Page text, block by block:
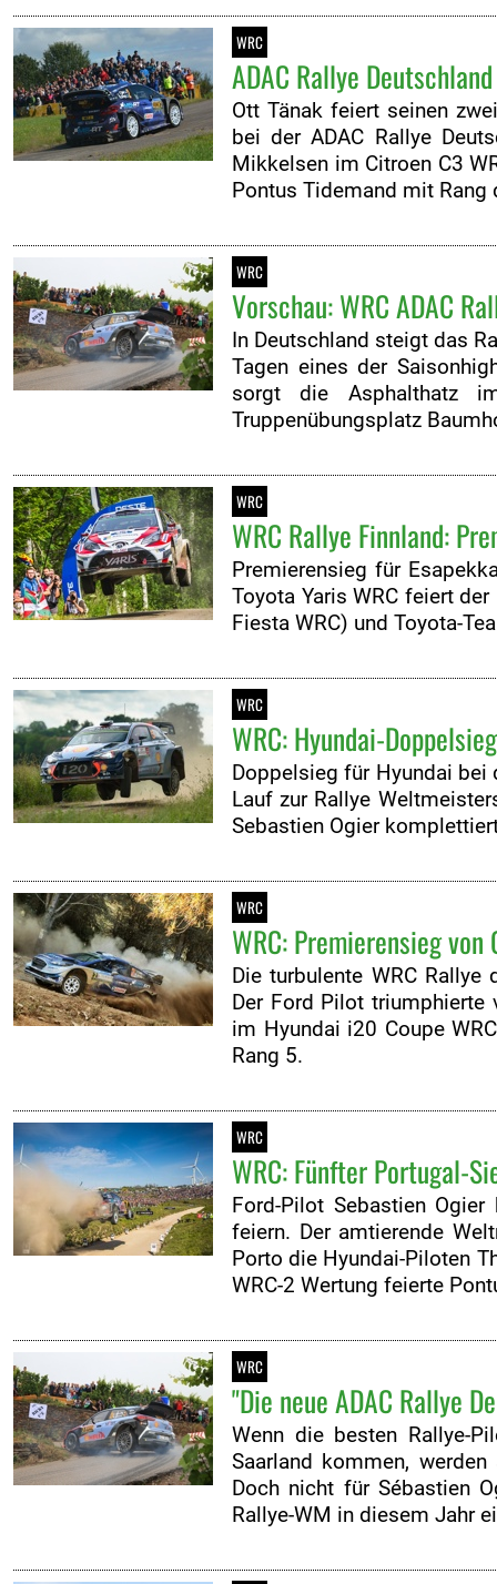
WRC
ADAC Rallye
Ott Tänak feiert seinen
bei der ADAC Rallye
Mikkelsen im Citroen C3
Pontus Tidemand mit
WRC
Vorschau:WRC ADAC
In Deutschland steigt das
Tagen eines der
sorgt die Asphalthatz
Truppenübungsplatz
WRC
WRC Rallye Finnland:
Premierensieg für
Toyota Yaris WRC feiert
Fiesta WRC) und Toyota-
WRC
WRC: Hyundai-
Doppelsieg für Hyundai
Lauf zur Rallye
Sebastien Ogier
WRC
WRC: Premierensieg
Die turbulente WRC
Der Ford Pilot triumphierte
im Hyundai i20 Coupe
Rang 5.
WRC
WRC: Fünfter Portugal-
Ford-Pilot Sebastien
feiern. Der amtierende
Porto die Hyundai-Piloten
WRC-2 Wertung feierte
WRC
"Die neue ADAC Rallye
Wenn die besten Rallye-
Saarland kommen,
Doch nicht für Sébastien
Rallye-WM in diesem Jahr